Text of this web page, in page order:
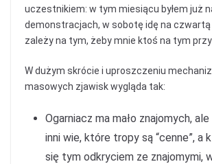
uczestnikiem: w tym miesiącu byłem już
demonstracjach, w sobotę idę na czwartą
zależy na tym, żeby mnie ktoś na tym
W dużym skrócie i uproszczeniu
masowych zjawisk wygląda tak:
Ogarniacz ma mało znajomych,
inni wie, które tropy są “cenne”, a
się tym odkryciem ze znajomymi,